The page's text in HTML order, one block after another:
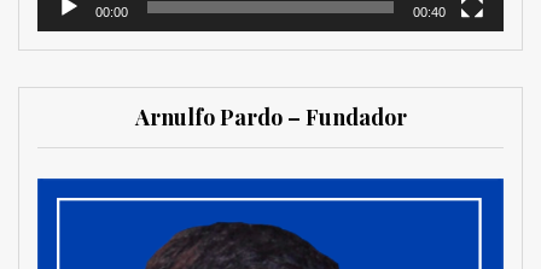
00:00 00:40
Arnulfo Pardo – Fundador